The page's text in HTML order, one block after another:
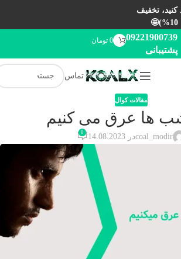
تخفیف
09221900739
پشتیبانی
0 تومان
تماس
مقالات کوال
ها عرق می کنیم
coal_modirدر 14.08.2023 0